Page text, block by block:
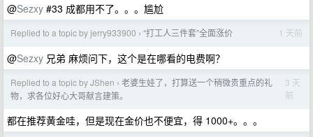
@Sezxy #33 成都用不了。。。尴尬
Replied to a topic by jerry933900 › “打工人三件套”全面涨价 1 天前
@Sezxy 兄弟 麻烦问下，这个是在哪看的电费啊？
Replied to a topic by JShen › 老婆生娃了，打算送一个稍微贵重点的礼
物，求各位好心大哥献言建策。
3 天
前
都在推荐黄金哇，但是现在金价也不便宜，得 1000+。。。